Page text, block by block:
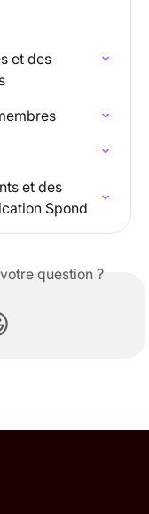
et des
et des
Spond
question ?